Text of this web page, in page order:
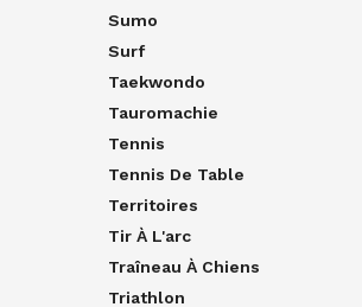
Sumo
Surf
Taekwondo
Tauromachie
Tennis
Tennis De Table
Territoires
Tir À L'arc
Traîneau À Chiens
Triathlon